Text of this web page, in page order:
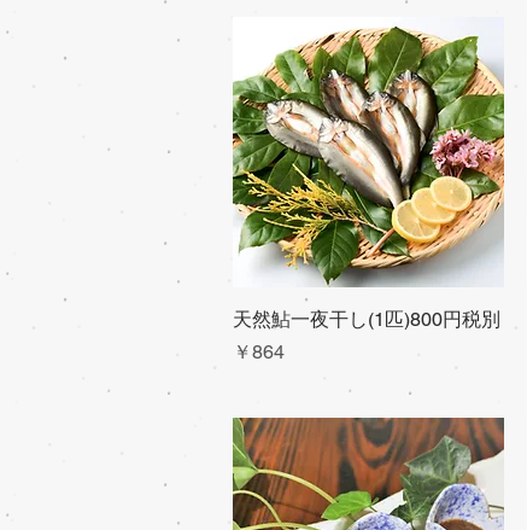
クイックビュー
天然鮎一夜干し(1匹)800円税別
価格
￥864